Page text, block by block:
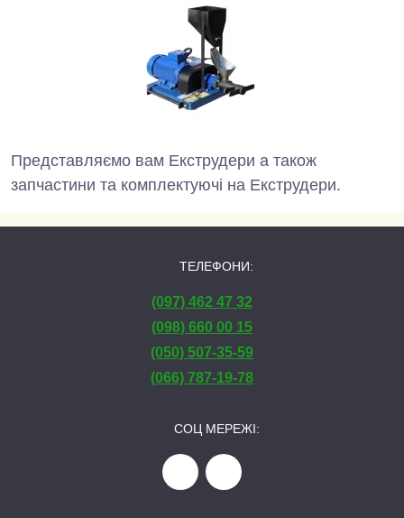
Представляємо вам Екструдери а також
запчастини та комплектуючі на Екструдери.
ТЕЛЕФОНИ:
(097) 462 47 32
(098) 660 00 15
(050) 507-35-59
(066) 787-19-78
СОЦ МЕРЕЖІ: